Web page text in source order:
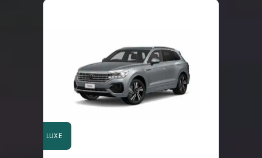
LUXE